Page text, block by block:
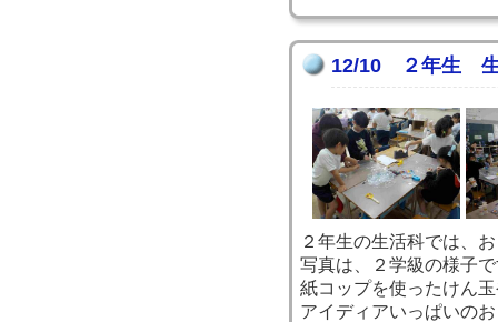
12/10 ２年生
２年生の生活科では、
写真は、２学級の様子
紙コップを使ったけん
アイディアいっぱいの